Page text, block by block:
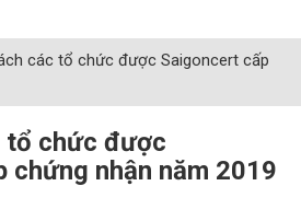
các tổ chức được Saigoncert cấp
tổ chức được
chứng nhận năm 2019